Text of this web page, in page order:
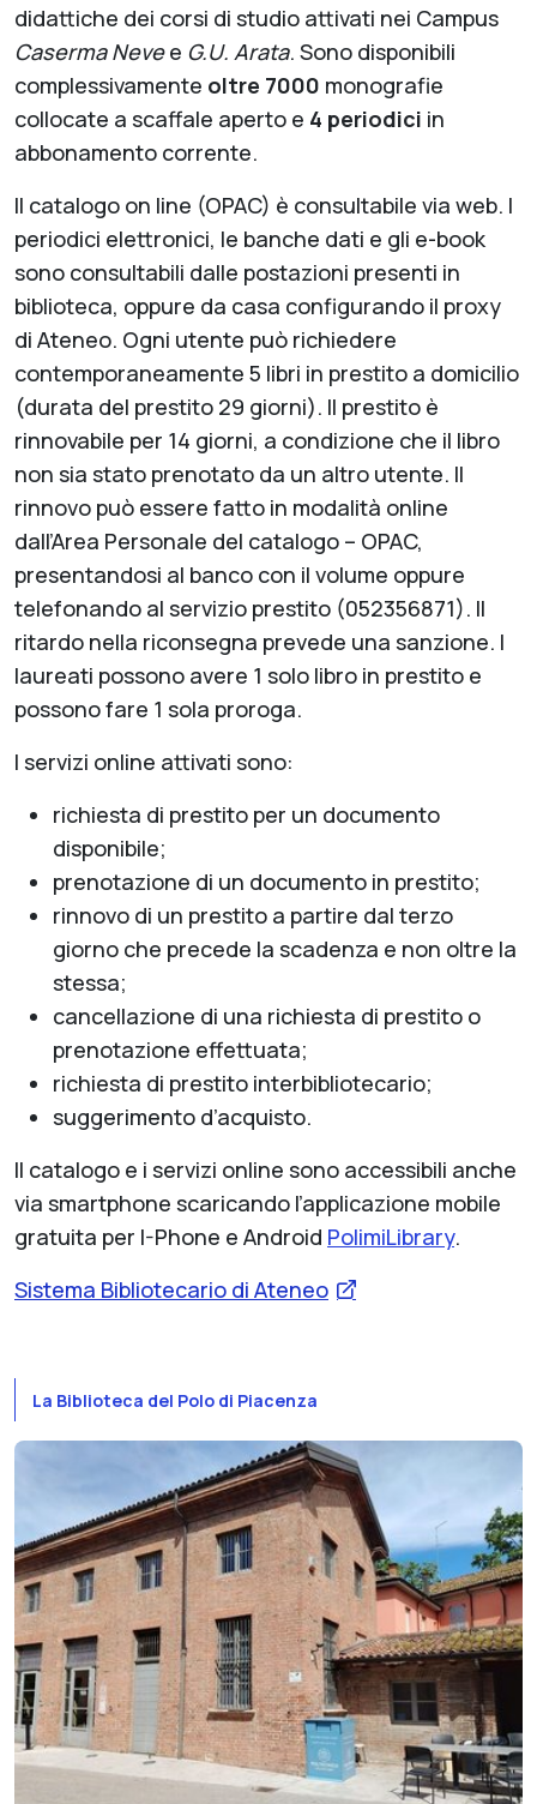
didattiche dei corsi di studio attivati nei Campus
Caserma Nevee G.U. Arata. Sono disponibili
complessivamente oltre 7000 monografie
collocate a scaffale aperto e 4 periodici in
abbonamento corrente.
Il catalogo on line (OPAC) è consultabile via web. I
periodici elettronici, le banche dati e gli e-book
sono consultabili dalle postazioni presenti in
biblioteca, oppure da casa configurando il proxy
di Ateneo. Ogni utente può richiedere
contemporaneamente 5 libri in prestito a domicilio
(durata del prestito 29 giorni). Il prestito è
rinnovabile per 14 giorni, a condizione che il libro
non sia stato prenotato da un altro utente. Il
rinnovo può essere fatto in modalità online
dall’Area Personale del catalogo – OPAC,
presentandosi al banco con il volume oppure
telefonando al servizio prestito (052356871). Il
ritardo nella riconsegna prevede una sanzione. I
laureati possono avere 1 solo libro in prestito e
possono fare 1 sola proroga.
I servizi online attivati sono:
richiesta di prestito per un documento
disponibile;
prenotazione di un documento in prestito;
rinnovo di un prestito a partire dal terzo
giorno che precede la scadenza e non oltre la
stessa;
cancellazione di una richiesta di prestito o
prenotazione effettuata;
richiesta di prestito interbibliotecario;
suggerimento d’acquisto.
Il catalogo e i servizi online sono accessibili anche
via smartphone scaricando l’applicazione mobile
gratuita per I-Phone e Android PolimiLibrary.
Sistema Bibliotecario di Ateneo
La Biblioteca del Polo di Piacenza
Show larger version